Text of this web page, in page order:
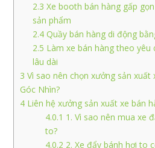
2.3 Xe booth bán hàng gấp
sản phẩm
2.4 Quầy bán hàng di động
2.5 Làm xe bán hàng theo yêu
lâu dài
3 Vì sao nên chọn xưởng sản
Góc Nhìn?
4 Liên hệ xưởng sản xuất xe bán
4.0.1 1. Vì sao nên mua xe
to?
4.0.2 2. Xe đẩy bánh hơi to